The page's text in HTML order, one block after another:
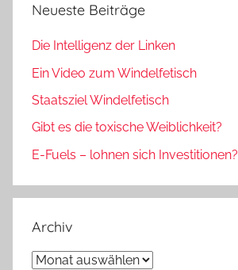
Neueste Beiträge
Die Intelligenz der Linken
Ein Video zum Windelfetisch
Staatsziel Windelfetisch
Gibt es die toxische Weiblichkeit?
E-Fuels – lohnen sich Investitionen?
Archiv
Archiv